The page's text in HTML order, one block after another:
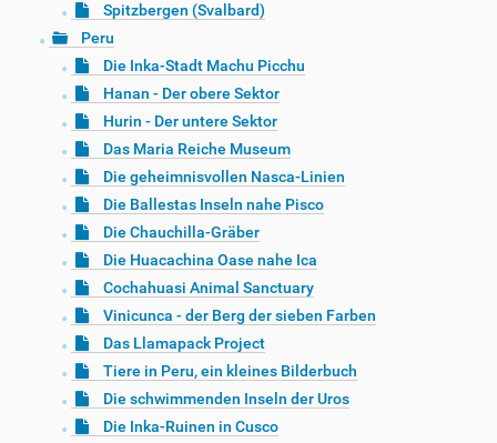
Spitzbergen (Svalbard)
Peru
Die Inka-Stadt Machu Picchu
Hanan - Der obere Sektor
Hurin - Der untere Sektor
Das Maria Reiche Museum
Die geheimnisvollen Nasca-Linien
Die Ballestas Inseln nahe Pisco
Die Chauchilla-Gräber
Die Huacachina Oase nahe Ica
Cochahuasi Animal Sanctuary
Vinicunca - der Berg der sieben Farben
Das Llamapack Project
Tiere in Peru, ein kleines Bilderbuch
Die schwimmenden Inseln der Uros
Die Inka-Ruinen in Cusco